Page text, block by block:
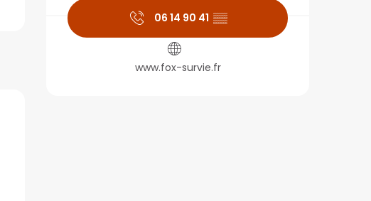
06 14 90 41 ▒▒
www.fox-survie.fr